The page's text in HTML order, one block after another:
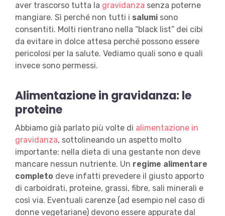
aver trascorso tutta la gravidanza senza poterne
mangiare. Sì perché non tutti i salumisono
consentiti. Molti rientrano nella “black list” dei cibi
da evitare in dolce attesa perché possono essere
pericolosi per la salute. Vediamo quali sono e quali
invece sono permessi.
Alimentazione in gravidanza: le
proteine
Abbiamo già parlato più volte di alimentazione in
gravidanza, sottolineando un aspetto molto
importante: nella dieta di una gestante non deve
mancare nessun nutriente. Un regime alimentare
completo deve infatti prevedere il giusto apporto
di carboidrati, proteine, grassi, fibre, sali minerali e
così via. Eventuali carenze (ad esempio nel caso di
donne vegetariane) devono essere appurate dal